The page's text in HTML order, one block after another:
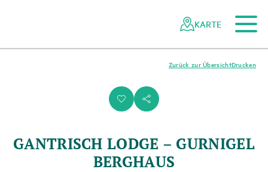
Schweizer
KARTE
i s
Drucken
Zurück zur Übersicht
GANTRISCH LODGE – GURNIGEL
BERGHAUS